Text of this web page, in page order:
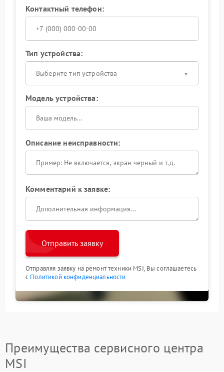
Контактный телефон:
Тип устройства:
Выберите тип устройства
Модель устройства:
Описание неисправности:
Комментарий к заявке:
Отправить заявку
Отправляя заявку на ремонт техники MSI, Вы соглашаетесь
с Политикой конфиденциальности
Преимущества сервисного центра
MSI